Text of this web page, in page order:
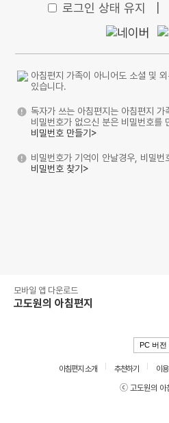
로그인 상태 유지
아침편지 가족이 아니어도 소셜 및
있습니다.
독자가 쓰는 아침편지는 아침편지
비밀번호가 없으신 분은 비밀번호를
비밀번호 만들기>
비밀번호가 기억이 안날경우, 비밀번
비밀번호 찾기>
모바일 앱 다운로드
고도원의 아침편지
PC 버전
아침편지 소개 추천하기 이
ⓒ 고도원의 아